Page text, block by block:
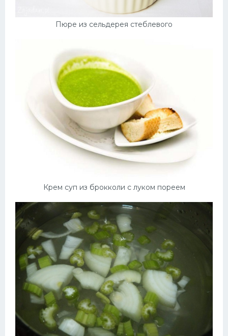
Пюре из сельдерея стеблевого
Крем суп из брокколи с луком пореем